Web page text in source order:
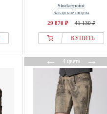
Stockerpoint
Баварские шорты
29 870 ₽ 41 130 ₽
КУПИТЬ
←4 цвета→